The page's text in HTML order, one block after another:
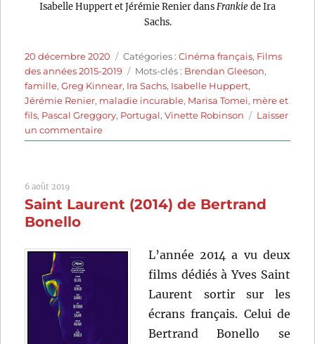
Isabelle Huppert et Jérémie Renier dans Frankiede Ira
Sachs.
Publié
le
20 décembre 2020 Catégories
Catégories :Cinéma français, Films
des années 2015-2019
Étiquettes
Mots-clés : Brendan Gleeson,
famille,Greg Kinnear, Ira Sachs, Isabelle Huppert,
Jérémie Renier, maladie incurable, Marisa Tomei, mère et
fils, Pascal Greggory, Portugal,Vinette Robinson
Laisser
un commentairesur
Frankie
Sachs
6 août 2019
Saint Laurent (2014) de Bertrand
Bonello
L’année 2014 a vu deux
films dédiés à Yves Saint
Laurent sortir sur les
écrans français. Celui de
Bertrand Bonello se